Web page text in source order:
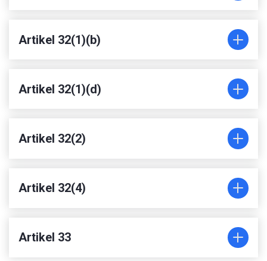
Artikel 32(1)(b)
Artikel 32(1)(d)
Artikel 32(2)
Artikel 32(4)
Artikel 33